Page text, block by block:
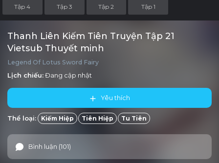
Tập 4 Tập 3 Tập 2 Tập 1
Thanh Liên Kiếm Tiên Truyện Tập 21
Vietsub Thuyết minh
Legend Of Lotus Sword Fairy
Lịch chiếu:Đang cập nhật
Yêu thích
Thể loại: Kiếm Hiệp Tiên Hiệp Tu Tiên
Bình luận (101)